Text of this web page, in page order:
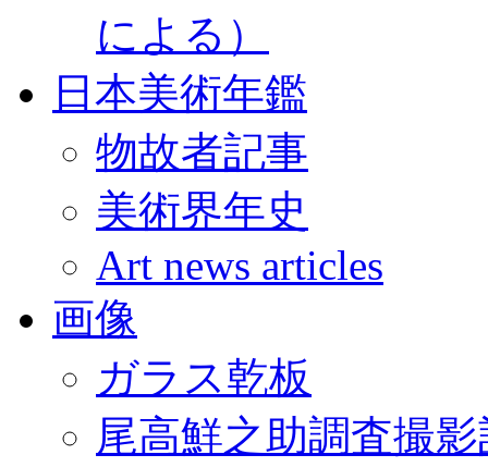
による）
日本美術年鑑
物故者記事
美術界年史
Art news articles
画像
ガラス乾板
尾高鮮之助調査撮